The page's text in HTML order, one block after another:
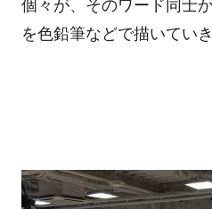
個々が、そのワード同士
を色鉛筆などで描いていき